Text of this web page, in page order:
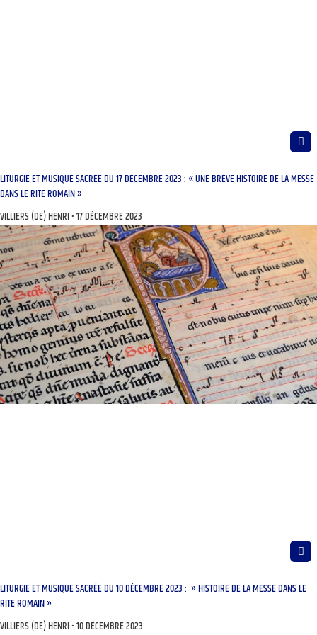
LITURGIE ET MUSIQUE SACRÉE DU 17 DÉCEMBRE 2023 : « UNE BRÈVE HISTOIRE DE LA MESSE
DANS LE RITE ROMAIN »
VILLIERS (DE) HENRI 17 DÉCEMBRE 2023
LITURGIE ET MUSIQUE SACRÉE DU 10 DÉCEMBRE 2023 : » HISTOIRE DE LA MESSE DANS LE
RITE ROMAIN »
VILLIERS (DE) HENRI 10 DÉCEMBRE 2023